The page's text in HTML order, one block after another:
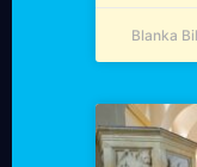
Blanka